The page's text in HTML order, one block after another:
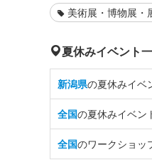
美術展・博物展・
夏休みイベント
新潟県の夏休みイベ
全国の夏休みイベン
全国のワークショッ